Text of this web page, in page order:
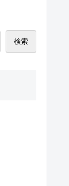
検索